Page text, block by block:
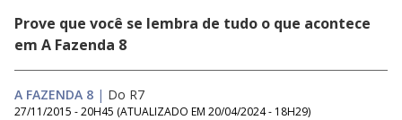
Prove que você se lembra de tudo o que acontece
em A Fazenda 8
A FAZENDA 8 | Do R7
27/11/2015 - 20H45 (ATUALIZADO EM 20/04/2024 - 18H29)